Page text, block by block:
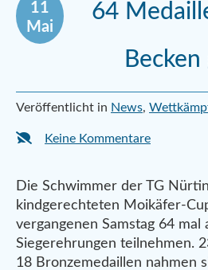
11
Mai
64
Veröffentlicht in News,
Keine Kommentare
Die Schwimmer der TG
kindgerechteten Moikäfer-
vergangenen Samstag 64 mal
Siegerehrungen teilnehmen.
18 Bronzemedaillen nahmen